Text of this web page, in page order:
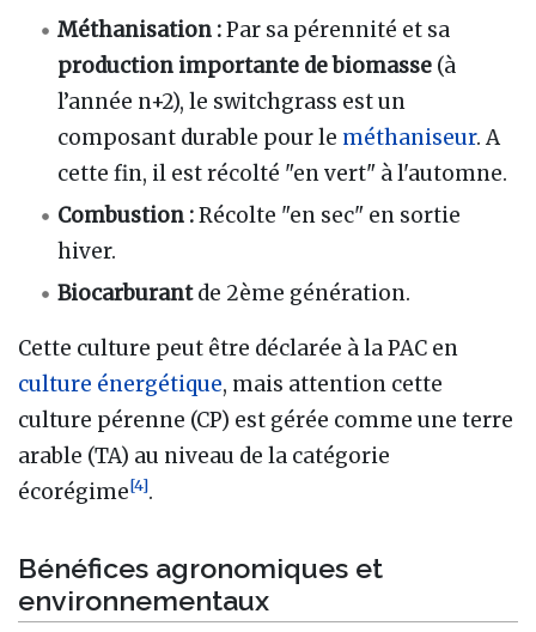
Méthanisation :Par sa pérennité et sa
production importante de biomasse (à
l’année n+2), le switchgrass est un
composant durable pour le méthaniseur. A
cette fin, il est récolté "en vert" à l'automne.
Combustion :Récolte "en sec" en sortie
hiver.
Biocarburantde 2ème génération.
Cette culture peut être déclarée à la PAC en
culture énergétique, mais attention cette
culture pérenne (CP) est gérée comme une terre
arable (TA) au niveau de la catégorie
écorégime[4].
Bénéfices agronomiques et
environnementaux